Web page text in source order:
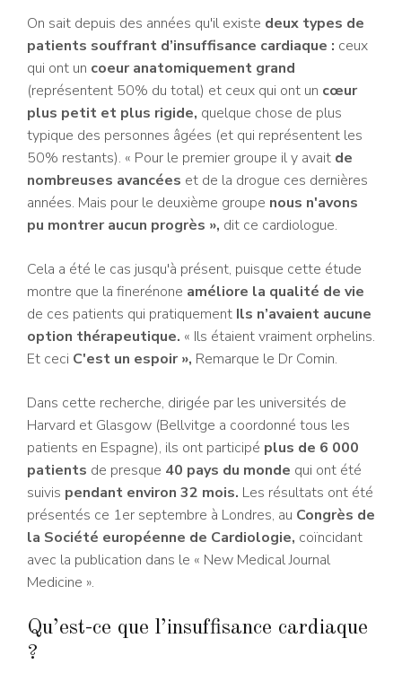
On sait depuis des années qu'il existe deux types de
patients souffrant d’insuffisance cardiaque : ceux
qui ont un coeur anatomiquement grand
(représentent 50% du total) et ceux qui ont un cœur
plus petit et plus rigide, quelque chose de plus
typique des personnes âgées (et qui représentent les
50% restants). « Pour le premier groupe il y avait de
nombreuses avancées et de la drogue ces dernières
années. Mais pour le deuxième groupe nous n'avons
pu montrer aucun progrès », dit ce cardiologue.
Cela a été le cas jusqu'à présent, puisque cette étude
montre que la finerénone améliore la qualité de vie
de ces patients qui pratiquement Ils n’avaient aucune
option thérapeutique. « Ils étaient vraiment orphelins.
Et ceci C'est un espoir », Remarque le Dr Comin.
Dans cette recherche, dirigée par les universités de
Harvard et Glasgow (Bellvitge a coordonné tous les
patients en Espagne), ils ont participé plus de 6 000
patients de presque 40 pays du monde qui ont été
suivis pendant environ 32 mois. Les résultats ont été
présentés ce 1er septembre à Londres, au Congrès de
la Société européenne de Cardiologie, coïncidant
avec la publication dans le « New Medical Journal
Medicine ».
Qu’est-ce que l’insuffisance cardiaque
?